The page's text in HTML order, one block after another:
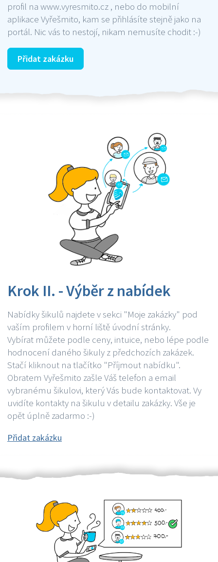
profil na www.vyresmito.cz , nebo do mobilní
aplikace Vyřešmito, kam se přihlásíte stejně jako na
portál. Nic vás to nestojí, nikam nemusíte chodit :-)
Přidat zakázku
Krok II. - Výběr z nabídek
Nabídky šikulů najdete v sekci "Moje zakázky" pod
vaším profilem v horní liště úvodní stránky.
Vybírat můžete podle ceny, intuice, nebo lépe podle
hodnocení daného šikuly z předchozích zakázek.
Stačí kliknout na tlačítko "Příjmout nabídku".
Obratem Vyřešmito zašle Váš telefon a email
vybranému šikulovi, který Vás bude kontaktovat. Vy
uvidíte kontakty na šikulu v detailu zakázky. Vše je
opět úplně zadarmo :-)
Přidat zakázku